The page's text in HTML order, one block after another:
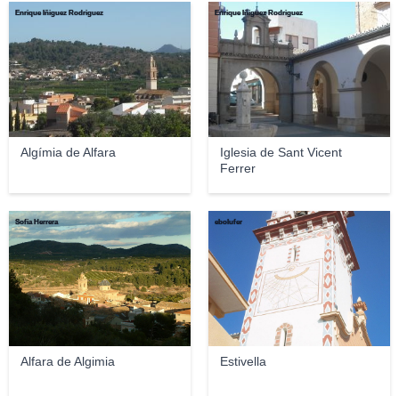
Algímia de Alfara
Enrique Íñiguez Rodriguez
Iglesia de Sant Vicent
Ferrer
Enrique Íñiguez Rodriguez
Alfara de Algimia
Sofia Herrera
Estivella
ebolufer